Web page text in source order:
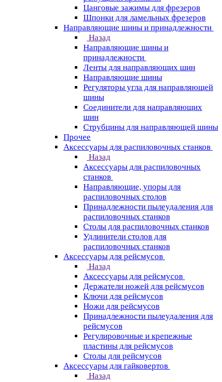
Цанговые зажимы для фрезеров
Шпонки для ламельных фрезеров
Направляющие шины и принадлежности
Назад
Направляющие шины и
принадлежности
Ленты для направляющих шин
Направляющие шины
Регуляторы угла для направляющей
шины
Соединители для направляющих
шин
Струбцины для направляющей шины
Прочее
Аксессуары для распиловочных станков
Назад
Аксессуары для распиловочных
станков
Направляющие, упоры для
распиловочных столов
Принадлежности пылеудаления для
распиловочных станков
Столы для распиловочных станков
Удлинители столов для
распиловочных станков
Аксессуары для рейсмусов
Назад
Аксессуары для рейсмусов
Держатели ножей для рейсмусов
Ключи для рейсмусов
Ножи для рейсмусов
Принадлежности пылеудаления для
рейсмусов
Регулировочные и крепежные
пластины для рейсмусов
Столы для рейсмусов
Аксессуары для гайковертов
Назад